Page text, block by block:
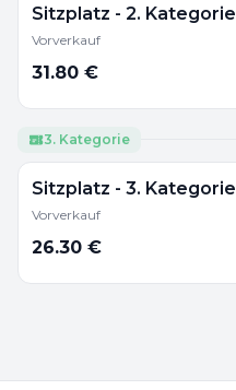
Sitzplatz - 2. Kategorie
Vorverkauf
31.80 €
3. Kategorie
Sitzplatz - 3. Kategorie
Vorverkauf
26.30 €